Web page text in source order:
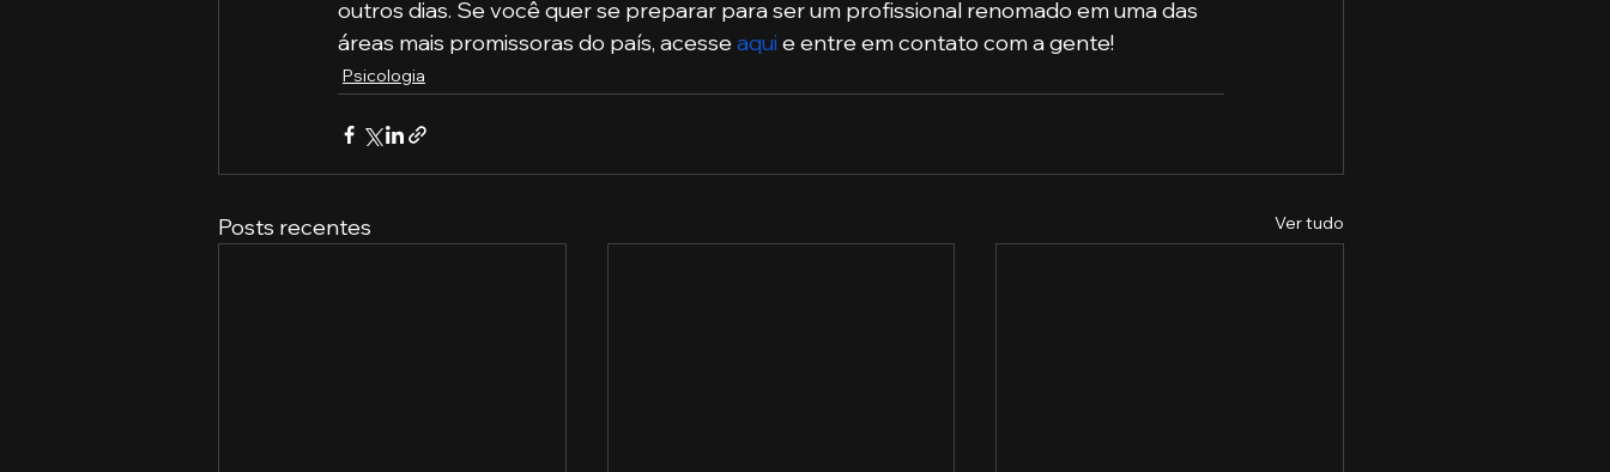
outros dias. Se você quer se preparar para ser um profissional renomado em uma das
áreas mais promissoras do país, acesse aqui e entre em contato com a gente!
Psicologia
Posts recentes Ver tudo